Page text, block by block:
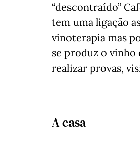
“descontraído”
tem uma ligação
vinoterapia mas
se produz o vinho
realizar provas,
A casa